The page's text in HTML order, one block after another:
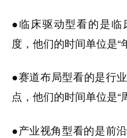
●临床驱动型看的是临
度，他们的时间单位是“
●赛道布局型看的是行
点，他们的时间单位是“
●产业视角型看的是前